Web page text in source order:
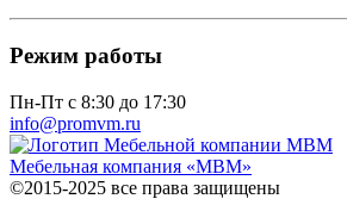
Режим работы
Пн-Пт с 8:30 до 17:30
info@promvm.ru
Мебельная компания «МВМ»
©2015-2025 все права защищены